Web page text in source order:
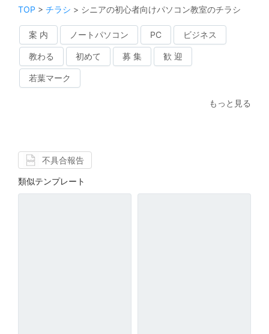
TOP > チラシ > シニアの初心者向けパソコン教室のチラシ
案 内 ノートパソコン PC ビジネス
教わる 初めて 募 集 歓 迎
若葉マーク
もっと見る
不具合報告
類似テンプレート